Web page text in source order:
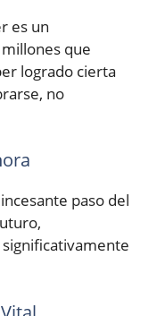
es un
que
logrado cierta
no
paso del